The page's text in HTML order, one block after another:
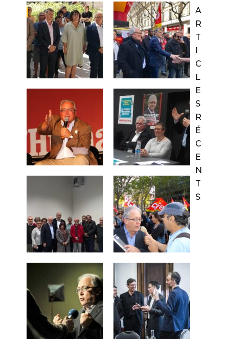
A
R
T
C
L
E
S
R
É
C
E
N
T
S